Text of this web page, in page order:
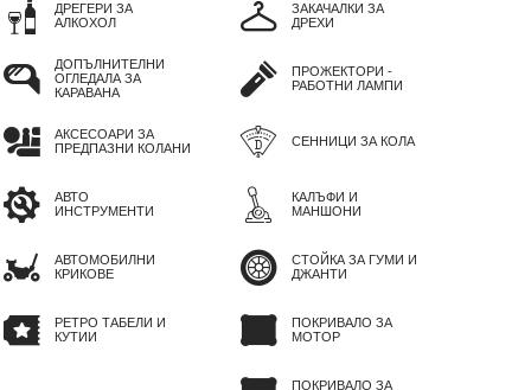
ДРЕГЕРИ ЗА
АЛКОХОЛ
ДОПЪЛНИТЕЛНИ
ОГЛЕДАЛА ЗА
КАРАВАНА
АКСЕСОАРИ ЗА
ПРЕДПАЗНИ КОЛАНИ
АВТО
ИНСТРУМЕНТИ
АВТОМОБИЛНИ
КРИКОВЕ
РЕТРО ТАБЕЛИ И
КУТИИ
ЗАКАЧАЛКИ ЗА
ДРЕХИ
ПРОЖЕКТОРИ -
РАБОТНИ ЛАМПИ
СЕННИЦИ ЗА КОЛА
КАЛЪФИ И
МАНШОНИ
СТОЙКА ЗА ГУМИ И
ДЖАНТИ
ПОКРИВАЛО ЗА
МОТОР
ПОКРИВАЛО ЗА